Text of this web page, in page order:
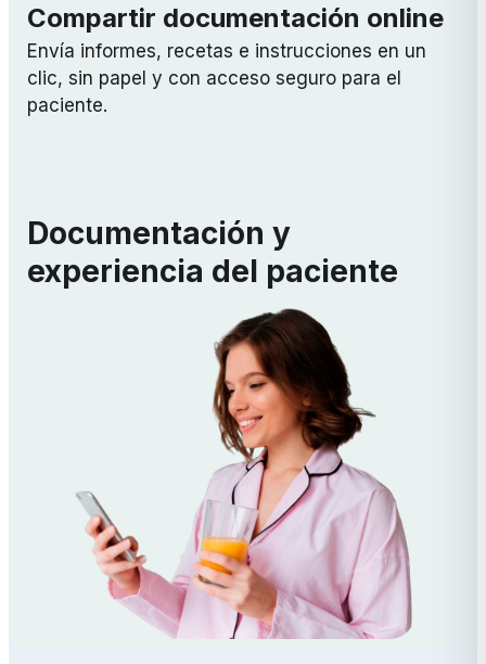
Compartir documentación online
Envía informes, recetas e instrucciones en un
clic, sin papel y con acceso seguro para el
paciente.
Documentación y
experiencia del paciente